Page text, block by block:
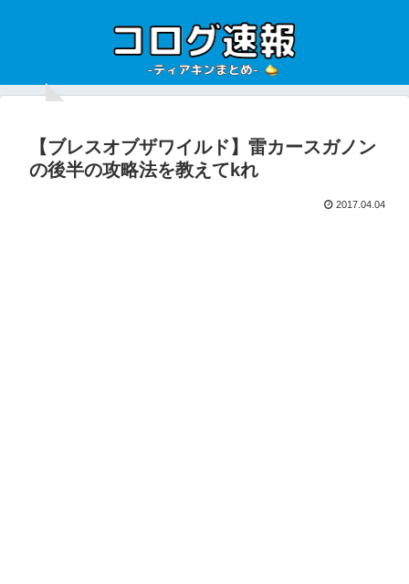
【ブレスオブザワイルド】雷カースガノン
の後半の攻略法を教えてkれ
2017.04.04